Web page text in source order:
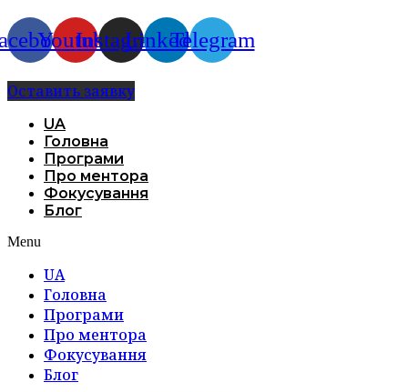
YoutubeInstagramLinkedinTelegram
Оставить заявку
UA
Головна
Програми
Про ментора
Фокусування
Блог
Menu
UA
Головна
Програми
Про ментора
Фокусування
Блог